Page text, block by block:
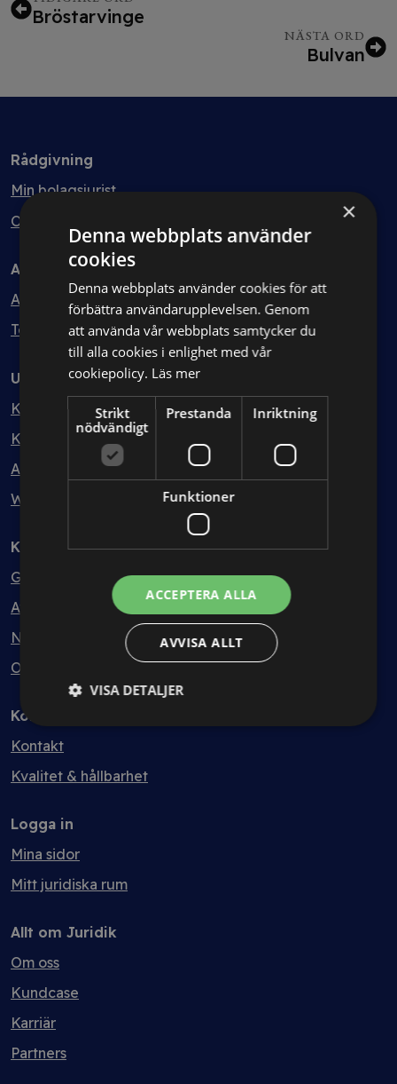
Bröstarvinge
NÄSTA ORD
Bulvan
Rådgivning
Min bolagsjurist
Ombud
Avtal
Avtalshantering
Testa kostnadsfritt
Utbildning
Kurser
Kurspaket
Abonnemang
Webbinarium
Kunskapsbank
Guider
Avtalsmallar
Nyheter
Ordlista
Kontakt
Kontakt
Kvalitet & hållbarhet
Logga in
Mina sidor
Mitt juridiska rum
Allt om Juridik
Om oss
Kundcase
Karriär
Partners
×
Denna webbplats använder
cookies
Denna webbplats använder cookies för att
förbättra användarupplevelsen. Genom
att använda vår webbplats samtycker du
till alla cookies i enlighet med vår
cookiepolicy. Läs mer
Strikt
nödvändigt
Prestanda Inriktning
Funktioner
ACCEPTERA ALLA
AVVISA ALLT
VISA DETALJER